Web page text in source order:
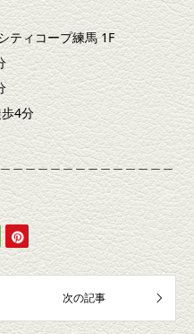
ティコープ練馬 1F
4分
＿＿＿＿＿＿＿＿＿＿＿＿＿